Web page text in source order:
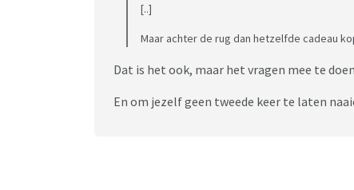
[..]
Maar achter de rug dan hetzelfde cadeau
Dat is het ook, maar het vragen mee te
En om jezelf geen tweede keer te laten